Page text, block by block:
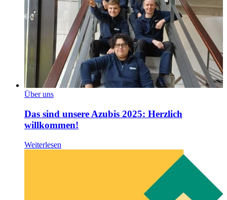
Über uns
Das sind unsere Azubis 2025: Herzlich
willkommen!
Weiterlesen